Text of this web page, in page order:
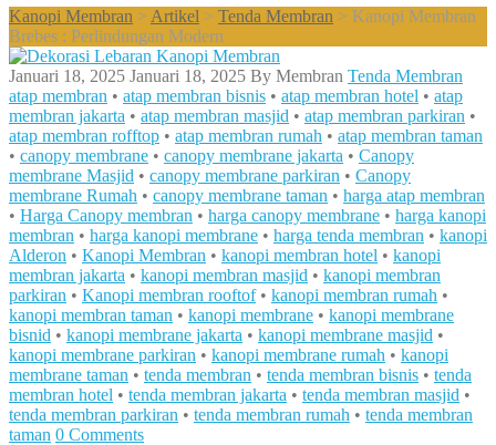
Kanopi Membran > Artikel > Tenda Membran > Kanopi Membran
Brebes : Perlindungan Modern
Januari 18, 2025 Januari 18, 2025 By Membran Tenda Membran
atap membran • atap membran bisnis • atap membran hotel • atap
membran jakarta • atap membran masjid • atap membran parkiran •
atap membran rofftop • atap membran rumah • atap membran taman
• canopy membrane • canopy membrane jakarta • Canopy
membrane Masjid • canopy membrane parkiran • Canopy
membrane Rumah • canopy membrane taman • harga atap membran
• Harga Canopy membran • harga canopy membrane • harga kanopi
membran • harga kanopi membrane • harga tenda membran • kanopi
Alderon • Kanopi Membran • kanopi membran hotel • kanopi
membran jakarta • kanopi membran masjid • kanopi membran
parkiran • Kanopi membran rooftof• kanopi membran rumah •
kanopi membran taman • kanopi membrane • kanopi membrane
bisnid • kanopi membrane jakarta • kanopi membrane masjid •
kanopi membrane parkiran • kanopi membrane rumah • kanopi
membrane taman • tenda membran • tenda membran bisnis • tenda
membran hotel • tenda membran jakarta • tenda membran masjid •
tenda membran parkiran • tenda membran rumah • tenda membran
taman 0 Comments